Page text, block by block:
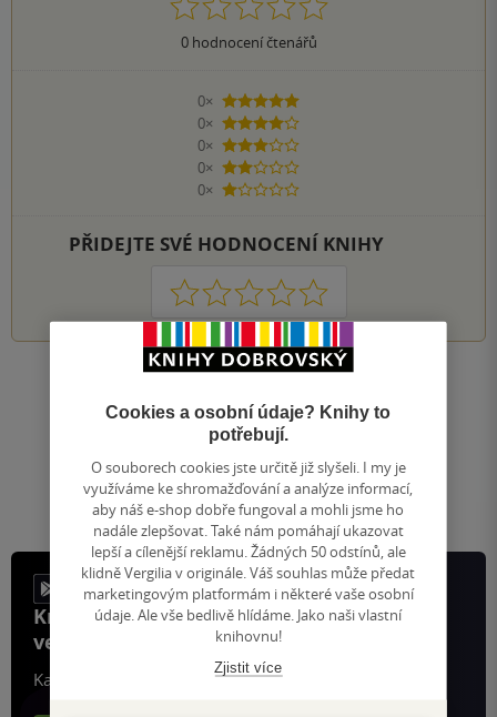
0hodnocení čtenářů
0×
5 hvězdiček
0×
4 hvězdičky
0×
3 hvězdičky
0×
2 hvězdičky
0×
1 hvezdička
PŘIDEJTE SVÉ HODNOCENÍ KNIHY
1 2 3 4 5
Zobrazeno 20 z 20
1
na
stránku
/ 1
Knihy, recenze a klubové výhody
ve vaší kapse a naší appce KDčko
Každý měsíc společně přečteme tisíce knih
Cookies a osobní údaje? Knihy to
potřebují.
O souborech cookies jste určitě již slyšeli. I my je
využíváme ke shromažďování a analýze informací,
aby náš e-shop dobře fungoval a mohli jsme ho
nadále zlepšovat. Také nám pomáhají ukazovat
lepší a cílenější reklamu. Žádných 50 odstínů, ale
klidně Vergilia v originále. Váš souhlas může předat
marketingovým platformám i některé vaše osobní
údaje. Ale vše bedlivě hlídáme. Jako naši vlastní
knihovnu!
Zjistit více